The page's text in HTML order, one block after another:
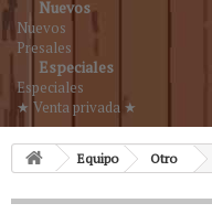
Nuevos
Nuevos
Presales
Especiales
Especiales
★ Venta privada ★
Equipo Otro